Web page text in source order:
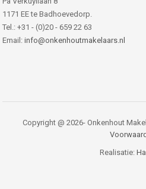
1171 EE te Badhoevedorp.
Tel.: +31 - (0)20 - 659 22 63
Email: info@onkenhoutmakelaars.nl
Copyright @ 2026- Onkenhout
Realisatie: